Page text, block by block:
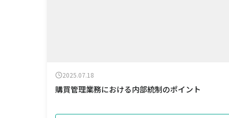
2025.07.18
購買管理業務における内部統制のポイント